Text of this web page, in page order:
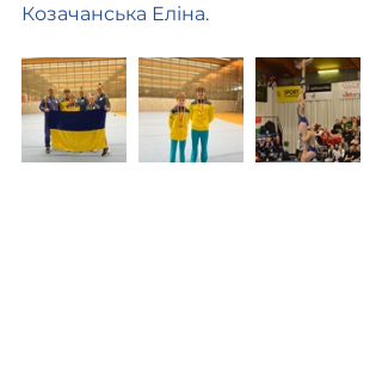
Козачанська Еліна.